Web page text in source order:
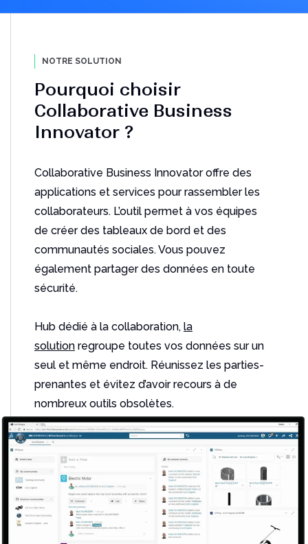
Améliorez la collaboration avec
Découvrez comment les PME adoptent de plus en
plus des plates-formes Cloud
Télécharger le PDF
Les 10 principales
Solidworks
Lire l'article
NOTRE SOLUTION
Pourquoi choisir
Collaborative Business
Innovator ?
Collaborative Business Innovator offre des
applications et services pour rassembler les
collaborateurs. L’outil permet à vos équipes
de créer des tableaux de bord et des
communautés sociales. Vous pouvez
également partager des données en toute
sécurité.
Hub dédié à la collaboration, la
solution regroupe toutes vos données sur un
seul et même endroit. Réunissez les parties-
prenantes et évitez d’avoir recours à de
nombreux outils obsolètes.